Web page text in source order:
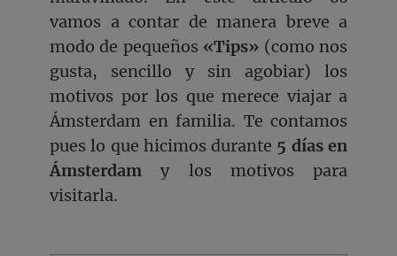
vamos a contar de manera breve a
modo de pequeños «Tips» (como nos
gusta, sencillo y sin agobiar) los
motivos por los que merece viajar a
Ámsterdam en familia. Te contamos
pues lo que hicimos durante 5 días en
Ámsterdam y los motivos para
visitarla.